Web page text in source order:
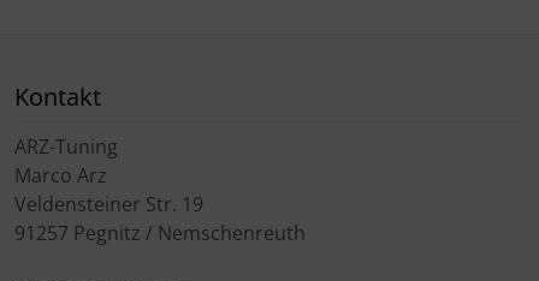
Kontakt
ARZ-Tuning
Marco Arz
Veldensteiner Str. 19
91257 Pegnitz / Nemschenreuth